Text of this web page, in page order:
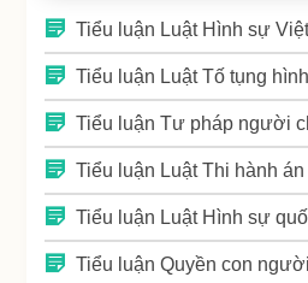
Tiểu luận Luật Hình sự
Tiểu luận Luật Tố tụng
Tiểu luận Tư pháp người
Tiểu luận Luật Thi hành
Tiểu luận Luật Hình sự
Tiểu luận Quyền con